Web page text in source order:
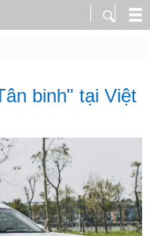
binh" tại Việt